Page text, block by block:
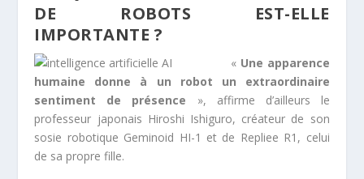
DE ROBOTS EST-ELLE
IMPORTANTE ?
« Une apparence
humaine donne à un robot un extraordinaire
sentiment de présence », affirme d’ailleurs le
professeur japonais Hiroshi Ishiguro, créateur de son
sosie robotique Geminoid HI-1 et de Repliee R1, celui
de sa propre fille.